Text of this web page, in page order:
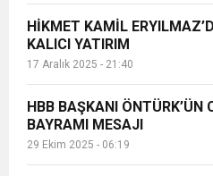
HİKMET KAMİL
KALICI YATIRIM
17 Aralık 2025 - 21:40
HBB BAŞKANI ÖNTÜRK’ÜN
BAYRAMI MESAJI
29 Ekim 2025 - 06:19